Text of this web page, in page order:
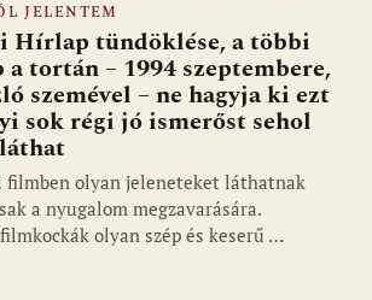
JELENTEM
Hírlap tündöklése, a többi
a tortán – 1994 szeptembere,
szemével – ne hagyja ki ezt
sok régi jó ismerőst sehol
filmben olyan jeleneteket láthatnak
a nyugalom megzavarására.
olyan szép és keserű …